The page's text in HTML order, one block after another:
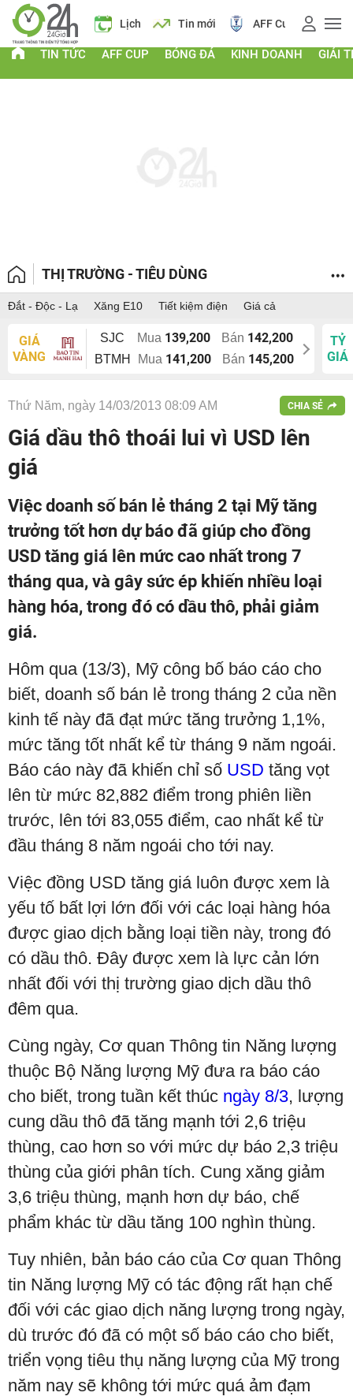
Giá vàng Lịch Tin mới AFF Cup Giá
TIN TỨC AFF CUP BÓNG ĐÁ KINH DOANH GIẢI
THỊ TRƯỜNG - TIÊU DÙNG
Đắt - Độc - Lạ Xăng E10 Tiết kiệm điện Giá cả
GIÁ
VÀNG
SJC Mua 139,200 Bán 142,200
BTMH Mua 141,200 Bán 145,200
TỶ
GIÁ
Thứ Năm, ngày 14/03/2013 08:09 AM CHIA SẺ
Giá dầu thô thoái lui vì USD lên
giá
Việc doanh số bán lẻ tháng 2 tại Mỹ tăng
trưởng tốt hơn dự báo đã giúp cho đồng
USD tăng giá lên mức cao nhất trong 7
tháng qua, và gây sức ép khiến nhiều loại
hàng hóa, trong đó có dầu thô, phải giảm
giá.
Hôm qua (13/3), Mỹ công bố báo cáo cho
biết, doanh số bán lẻ trong tháng 2 của nền
kinh tế này đã đạt mức tăng trưởng 1,1%,
mức tăng tốt nhất kể từ tháng 9 năm ngoái.
Báo cáo này đã khiến chỉ số USD tăng vọt
lên từ mức 82,882 điểm trong phiên liền
trước, lên tới 83,055 điểm, cao nhất kể từ
đầu tháng 8 năm ngoái cho tới nay.
Việc đồng USD tăng giá luôn được xem là
yếu tố bất lợi lớn đối với các loại hàng hóa
được giao dịch bằng loại tiền này, trong đó
có dầu thô. Đây được xem là lực cản lớn
nhất đối với thị trường giao dịch dầu thô
đêm qua.
Cùng ngày, Cơ quan Thông tin Năng lượng
thuộc Bộ Năng lượng Mỹ đưa ra báo cáo
cho biết, trong tuần kết thúc ngày 8/3, lượng
cung dầu thô đã tăng mạnh tới 2,6 triệu
thùng, cao hơn so với mức dự báo 2,3 triệu
thùng của giới phân tích. Cung xăng giảm
3,6 triệu thùng, mạnh hơn dự báo, chế
phẩm khác từ dầu tăng 100 nghìn thùng.
Tuy nhiên, bản báo cáo của Cơ quan Thông
tin Năng lượng Mỹ có tác động rất hạn chế
đối với các giao dịch năng lượng trong ngày,
dù trước đó đã có một số báo cáo cho biết,
triển vọng tiêu thụ năng lượng của Mỹ trong
năm nay sẽ không tới mức quá ảm đạm